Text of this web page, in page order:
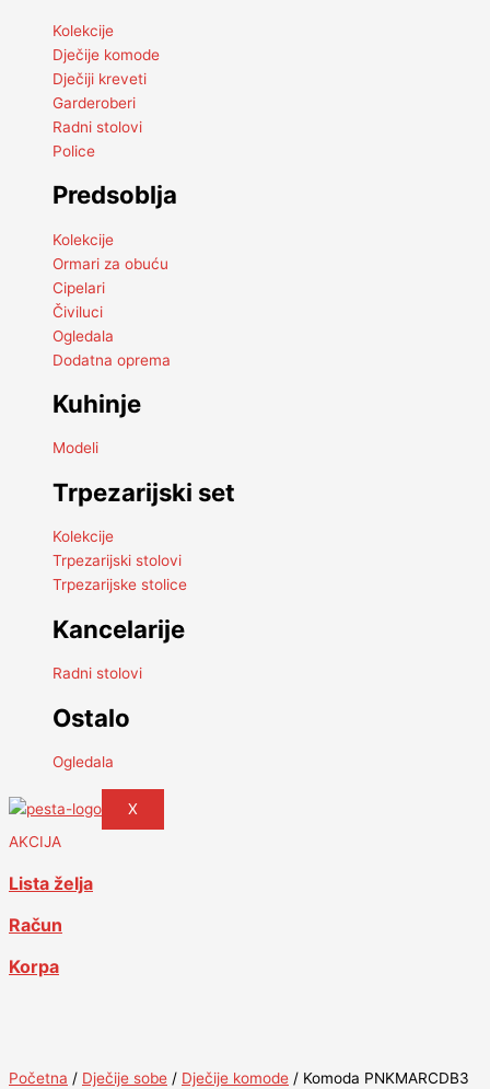
Kolekcije
Dječije komode
Dječiji kreveti
Garderoberi
Radni stolovi
Police
Predsoblja
Kolekcije
Ormari za obuću
Cipelari
Čiviluci
Ogledala
Dodatna oprema
Kuhinje
Modeli
Trpezarijski set
Kolekcije
Trpezarijski stolovi
Trpezarijske stolice
Kancelarije
Radni stolovi
Ostalo
Ogledala
X
AKCIJA
Lista želja
Račun
Korpa
Početna / Dječije sobe / Dječije komode / Komoda PNKMARCDB3